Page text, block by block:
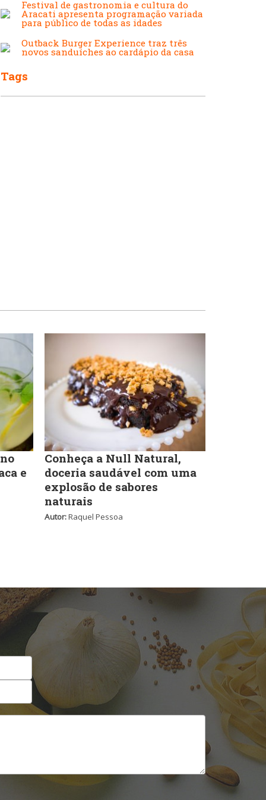
Francesa
Padarias e Confeitarias
Peixes e Frutos do Mar
Pizzarias
Portuguesa
Sobremesas e sorvetes
Japonesa e Oriental
Lanchonetes
Sobremesas e sorvetes
Variados
Festival de gastronomia e cultura do
Aracati apresenta programação variada
para público de todas as idades
Outback Burger Experience traz três
novos sanduíches ao cardápio da casa
Tags
e
Conheça a Null Natural,
doceria saudável com uma
explosão de sabores
naturais
Autor:Raquel Pessoa